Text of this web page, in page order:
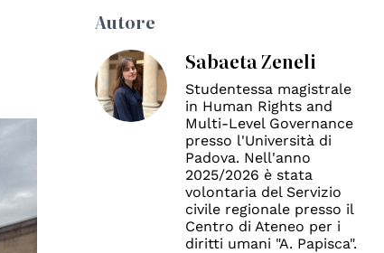
Autore
Sabaeta Zeneli
Studentessa magistrale
in Human Rights and
Multi-Level Governance
presso l'Università di
Padova. Nell'anno
2025/2026 è stata
volontaria del Servizio
civile regionale presso il
Centro di Ateneo per i
diritti umani "A. Papisca".